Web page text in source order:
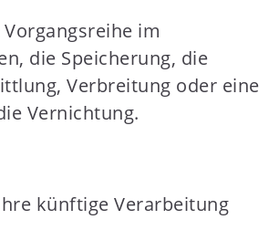
im
die Speicherung, die
Verbreitung oder eine
Vernichtung.
künftige Verarbeitung